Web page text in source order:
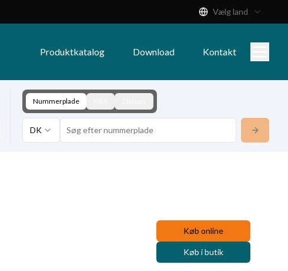
Vælg land
Produktkatalog Download Kontakt
Nummerplade
DK
Køb online
Køb i butik